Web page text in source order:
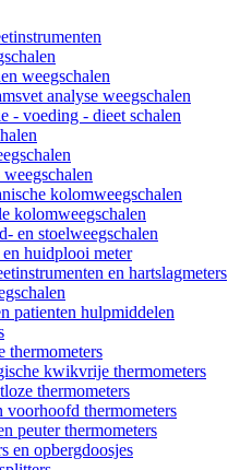
weegschalen
analyse weegschalen
- voeding - dieet schalen
weegschalen
kolomweegschalen
kolomweegschalen
en stoelweegschalen
huidplooi meter
en hartslagmeters
patienten hulpmiddelen
thermometers
kwikvrije thermometers
thermometers
voorhoofd thermometers
peuter thermometers
en opbergdoosjes